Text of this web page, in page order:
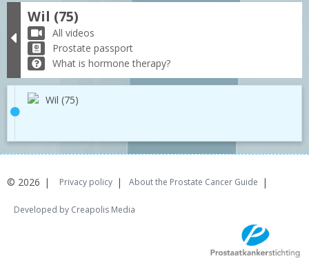
Wil (75)
All videos
Prostate passport
What is hormone therapy?
Wil (75)
© 2026 Privacy policy About the Prostate Cancer Guide
Developed by Creapolis Media